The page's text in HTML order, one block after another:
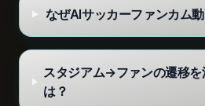
なぜAIサッカーファンカム
スタジアム→ファンの遷移を
は？